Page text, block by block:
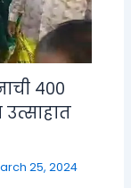
४००
उत्साहात
25, 2024